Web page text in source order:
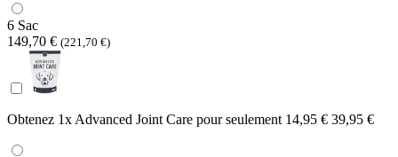
6 Sac
149,70 € (221,70 €)
Obtenez 1x Advanced Joint Care pour seulement 14,95 € 39,95 €